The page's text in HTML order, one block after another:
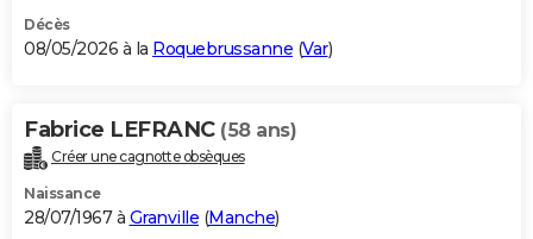
Décès
08/05/2026 à la Roquebrussanne (Var)
Fabrice LEFRANC (58 ans)
Créer une cagnotte obsèques
Naissance
28/07/1967 à Granville (Manche)